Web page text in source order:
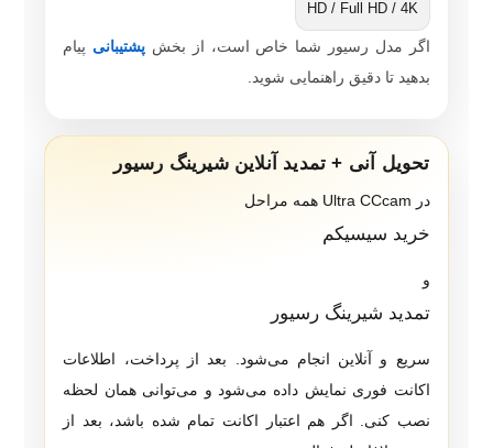
HD / Full HD / 4K
اگر مدل رسیور شما خاص است، از بخش پشتیبانی پیام
بدهید تا دقیق راهنمایی شوید.
تحویل آنی + تمدید آنلاین شیرینگ رسیور
در Ultra CCcam همه مراحل
خرید سیسیکم
و
تمدید شیرینگ رسیور
سریع و آنلاین انجام می‌شود. بعد از پرداخت، اطلاعات
اکانت فوری نمایش داده می‌شود و می‌توانی همان لحظه
نصب کنی. اگر هم اعتبار اکانت تمام شده باشد، بعد از